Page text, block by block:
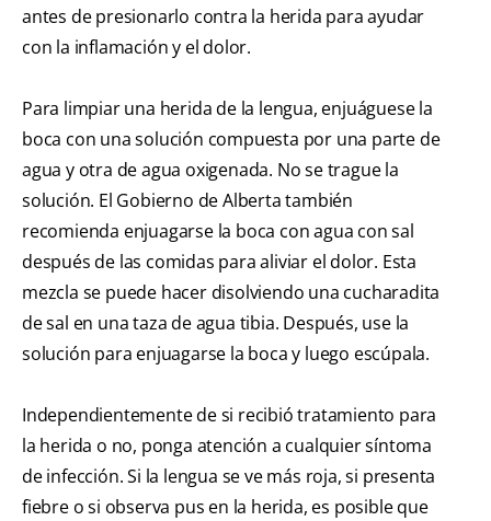
antes de presionarlo contra la herida para ayudar
con la inflamación y el dolor.
Para limpiar una herida de la lengua, enjuáguese la
boca con una solución compuesta por una parte de
agua y otra de agua oxigenada. No se trague la
solución. El Gobierno de Alberta también
recomienda enjuagarse la boca con agua con sal
después de las comidas para aliviar el dolor. Esta
mezcla se puede hacer disolviendo una cucharadita
de sal en una taza de agua tibia. Después, use la
solución para enjuagarse la boca y luego escúpala.
Independientemente de si recibió tratamiento para
la herida o no, ponga atención a cualquier síntoma
de infección. Si la lengua se ve más roja, si presenta
fiebre o si observa pus en la herida, es posible que